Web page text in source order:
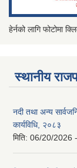
हेर्नको लागि फोटोमा
स्थानीय
नदी तथा अन्य
कार्यविधि, २०८३
मिति: 06/20/2026